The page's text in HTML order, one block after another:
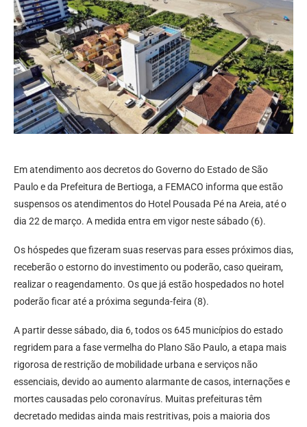
Em atendimento aos decretos do Governo do Estado de São
Paulo e da Prefeitura de Bertioga, a FEMACO informa que estão
suspensos os atendimentos do Hotel Pousada Pé na Areia, até o
dia 22 de março. A medida entra em vigor neste sábado (6).
Os hóspedes que fizeram suas reservas para esses próximos dias,
receberão o estorno do investimento ou poderão, caso queiram,
realizar o reagendamento. Os que já estão hospedados no hotel
poderão ficar até a próxima segunda-feira (8).
A partir desse sábado, dia 6, todos os 645 municípios do estado
regridem para a fase vermelha do Plano São Paulo, a etapa mais
rigorosa de restrição de mobilidade urbana e serviços não
essenciais, devido ao aumento alarmante de casos, internações e
mortes causadas pelo coronavírus. Muitas prefeituras têm
decretado medidas ainda mais restritivas, pois a maioria dos